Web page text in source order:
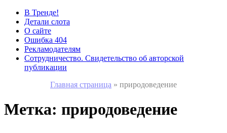
В Тренде!
Детали слота
О сайте
Ошибка 404
Рекламодателям
Сотрудничество. Свидетельство об авторской
публикации
Главная страница » природоведение
Метка: природоведение